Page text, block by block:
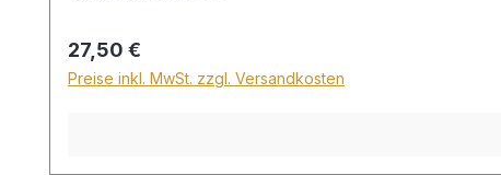
Regulärer Preis:
27,50 €
Preise inkl. MwSt. zzgl. Versandkosten